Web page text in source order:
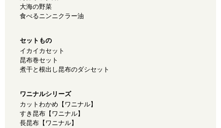
大海の野菜
食べるニンニクラー油
セットもの
イカイカセット
昆布巻セット
煮干と根出し昆布のダシセット
ワニナルシリーズ
カットわかめ【ワニナル】
すき昆布【ワニナル】
長昆布【ワニナル】